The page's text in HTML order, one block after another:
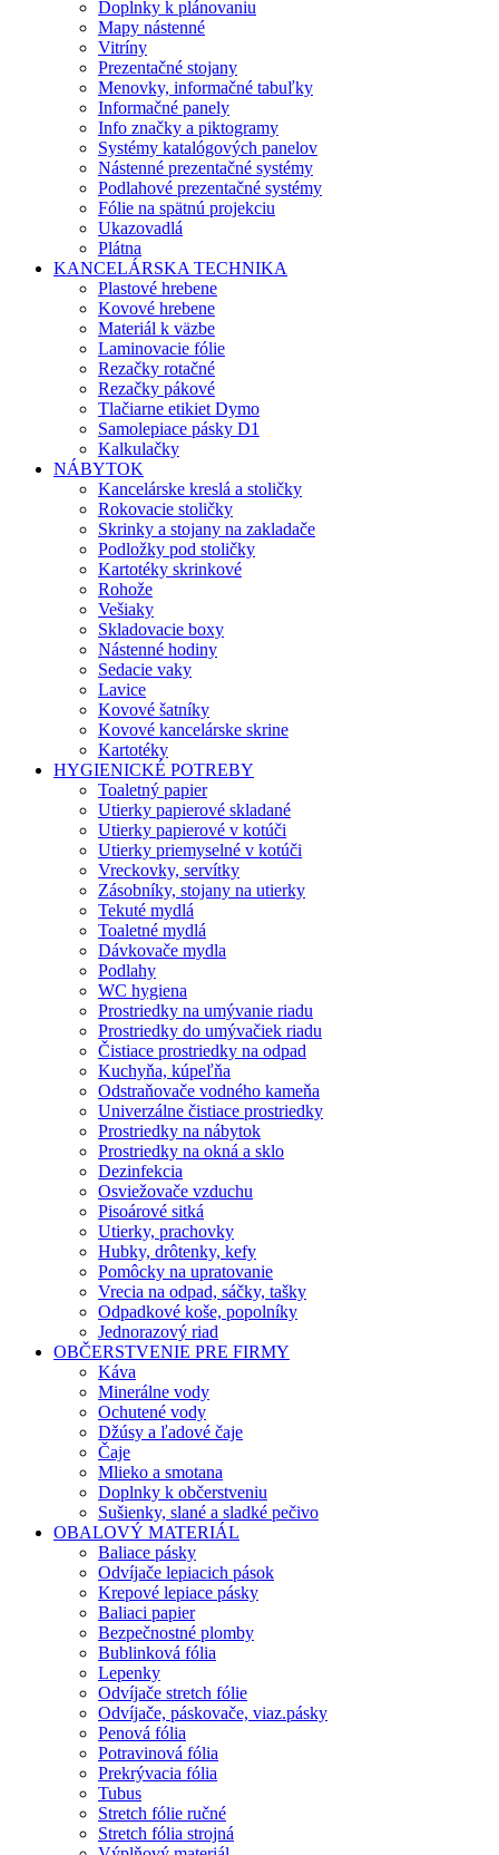
Doplnky k plánovaniu
Mapy nástenné
Vitríny
Prezentačné stojany
Menovky, informačné tabuľky
Informačné panely
Info značky a piktogramy
Systémy katalógových panelov
Nástenné prezentačné systémy
Podlahové prezentačné systémy
Fólie na spätnú projekciu
Ukazovadlá
Plátna
KANCELÁRSKA TECHNIKA
Plastové hrebene
Kovové hrebene
Materiál k väzbe
Laminovacie fólie
Rezačky rotačné
Rezačky pákové
Tlačiarne etikiet Dymo
Samolepiace pásky D1
Kalkulačky
NÁBYTOK
Kancelárske kreslá a stoličky
Rokovacie stoličky
Skrinky a stojany na zakladače
Podložky pod stoličky
Kartotéky skrinkové
Rohože
Vešiaky
Skladovacie boxy
Nástenné hodiny
Sedacie vaky
Lavice
Kovové šatníky
Kovové kancelárske skrine
Kartotéky
HYGIENICKÉ POTREBY
Toaletný papier
Utierky papierové skladané
Utierky papierové v kotúči
Utierky priemyselné v kotúči
Vreckovky, servítky
Zásobníky, stojany na utierky
Tekuté mydlá
Toaletné mydlá
Dávkovače mydla
Podlahy
WC hygiena
Prostriedky na umývanie riadu
Prostriedky do umývačiek riadu
Čistiace prostriedky na odpad
Kuchyňa, kúpeľňa
Odstraňovače vodného kameňa
Univerzálne čistiace prostriedky
Prostriedky na nábytok
Prostriedky na okná a sklo
Dezinfekcia
Osviežovače vzduchu
Pisoárové sitká
Utierky, prachovky
Hubky, drôtenky, kefy
Pomôcky na upratovanie
Vrecia na odpad, sáčky, tašky
Odpadkové koše, popolníky
Jednorazový riad
OBČERSTVENIE PRE FIRMY
Káva
Minerálne vody
Ochutené vody
Džúsy a ľadové čaje
Čaje
Mlieko a smotana
Doplnky k občerstveniu
Sušienky, slané a sladké pečivo
OBALOVÝ MATERIÁL
Baliace pásky
Odvíjače lepiacich pások
Krepové lepiace pásky
Baliaci papier
Bezpečnostné plomby
Bublinková fólia
Lepenky
Odvíjače stretch fólie
Odvíjače, páskovače, viaz.pásky
Penová fólia
Potravinová fólia
Prekrývacia fólia
Tubus
Stretch fólie ručné
Stretch fólia strojná